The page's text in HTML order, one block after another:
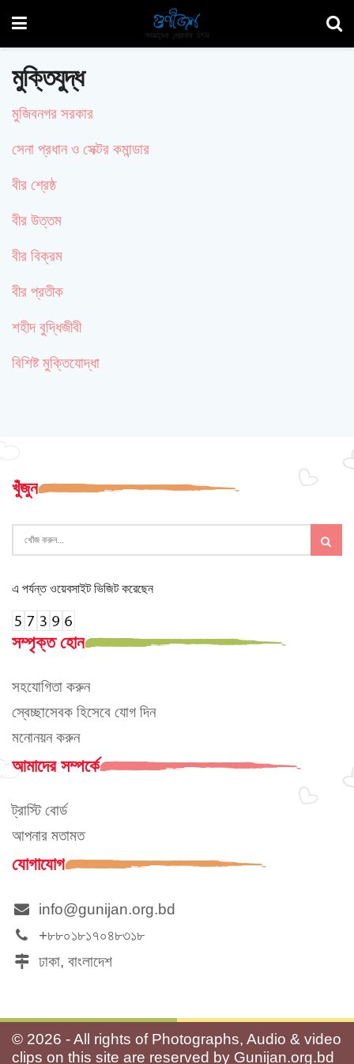
মুক্তিযুদ্ধ
মুজিবনগর সরকার
সেনা প্রধান ও সেক্টর কমান্ডার
বীর শ্রেষ্ঠ
বীর উত্তম
বীর বিক্রম
বীর প্রতীক
শহীদ বুদ্ধিজীবী
বিশিষ্ট মুক্তিযোদ্ধা
খুঁজুন
এ পর্যন্ত ওয়েবসাইট ভিজিট করেছেন
সম্পৃক্ত হোন
সহযোগিতা করুন
স্বেচ্ছাসেবক হিসেবে যোগ দিন
মনোনয়ন করুন
আমাদের সম্পর্কে
ট্রাস্টি বোর্ড
আপনার মতামত
যোগাযোগ
info@gunijan.org.bd
+৮৮০১৮১৭০৪৮৩১৮
ঢাকা, বাংলাদেশ
© 2026 - All rights of Photographs, Audio & video
clips on this site are reserved by Gunijan.org.bd